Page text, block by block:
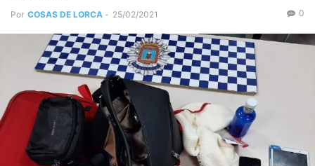
Por COSAS DE LORCA - 25/02/2021 0